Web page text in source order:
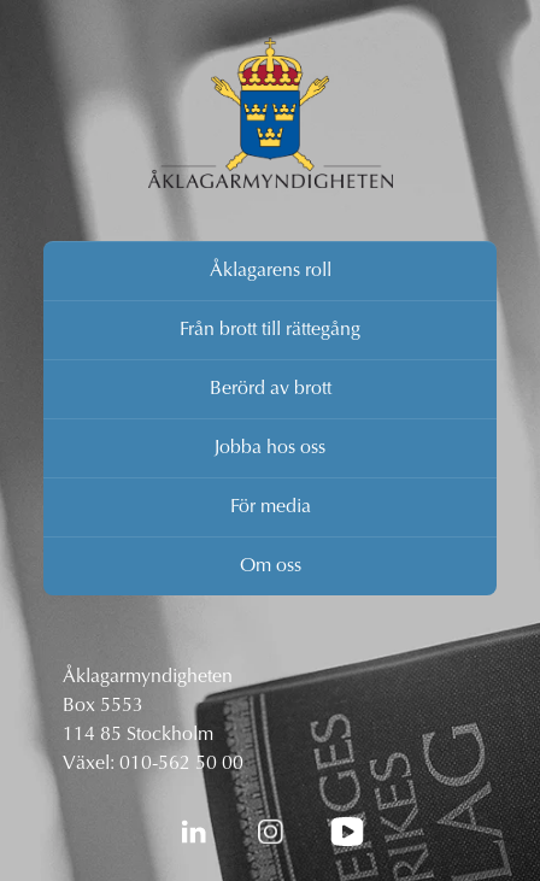
Åklagarens roll
Från brott till rättegång
Berörd av brott
Jobba hos oss
För media
Om oss
Åklagarmyndigheten
Box 5553
114 85 Stockholm
Växel: 010-562 50 00